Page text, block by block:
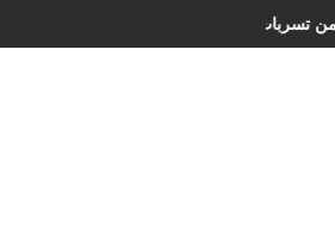
كيف تحمي منزلك من تسربات المياه
أفضل مصممة أزياء لعام 2026